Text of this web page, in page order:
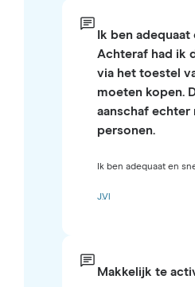
Ik ben
Achteraf had ik
via het toestel
moeten kopen.
aanschaf echter
personen.
Ik ben adequaat en
J.Vl
Makkelijk te